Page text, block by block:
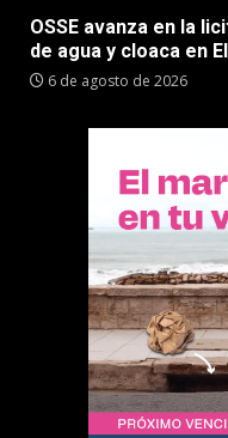
OSSE avanza en la
de agua y cloaca en
6 de agosto de 2026